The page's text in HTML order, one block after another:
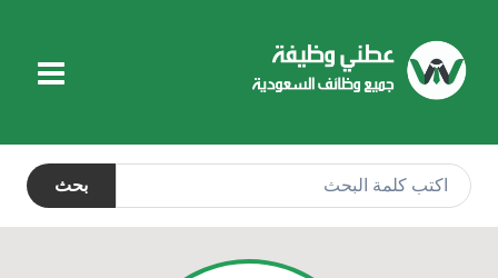
المحتوى
بحث